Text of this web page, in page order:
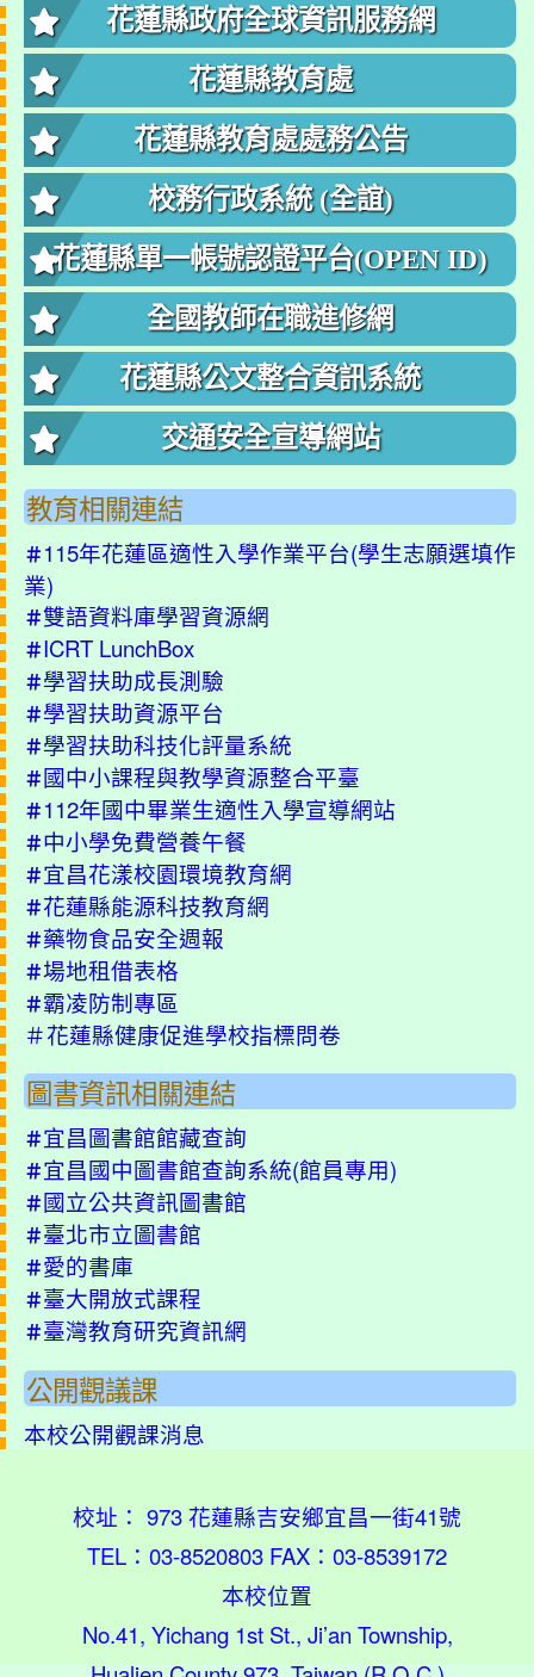
花蓮縣政府全球資訊服務網
花蓮縣教育處
花蓮縣教育處處務公告
校務行政系統 (全誼)
花蓮縣單一帳號認證平台(OPEN ID)
全國教師在職進修網
花蓮縣公文整合資訊系統
交通安全宣導網站
教育相關連結
＃115年花蓮區適性入學作業平台(學生志願選填作
業)
＃雙語資料庫學習資源網
＃ICRT LunchBox
＃學習扶助成長測驗
＃學習扶助資源平台
＃學習扶助科技化評量系統
＃國中小課程與教學資源整合平臺
＃112年國中畢業生適性入學宣導網站
＃中小學免費營養午餐
＃宜昌花漾校園環境教育網
＃花蓮縣能源科技教育網
＃藥物食品安全週報
＃場地租借表格
＃霸凌防制專區
＃花蓮縣健康促進學校指標問卷
圖書資訊相關連結
＃宜昌圖書館館藏查詢
＃宜昌國中圖書館查詢系統(館員專用)
＃國立公共資訊圖書館
＃臺北市立圖書館
＃愛的書庫
＃臺大開放式課程
＃臺灣教育研究資訊網
公開觀議課
本校公開觀課消息
校址： 973 花蓮縣吉安鄉宜昌一街41號
TEL：03-8520803 FAX：03-8539172
本校位置
No.41, Yichang 1st St., Ji’an Township,